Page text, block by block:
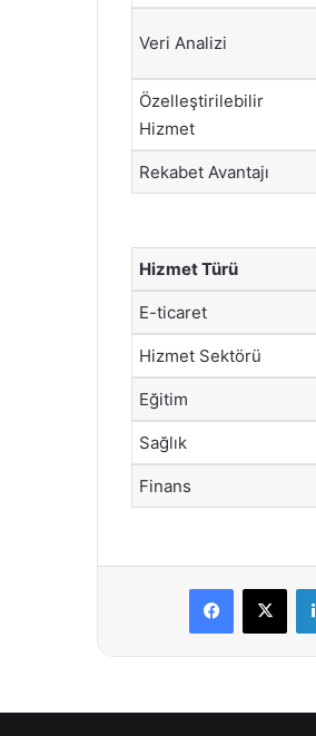
Veri Analizi
Özelleştirilebilir
Hizmet
Rekabet Avantajı
Hizmet Türü
E-ticaret
Hizmet Sektörü
Eğitim
Sağlık
Finans
Facebook
X